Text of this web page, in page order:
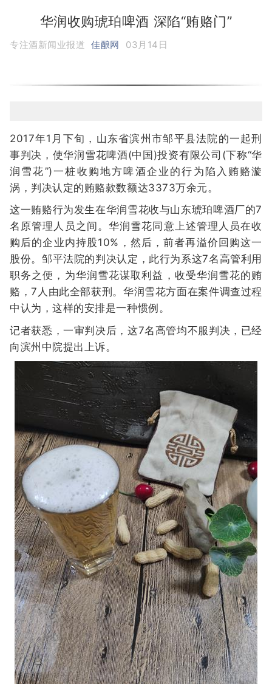
华润收购琥珀啤酒 深陷“贿赂门”
专注酒新闻业报道 佳酿网 03月14日
2017年1月下旬，山东省滨州市邹平县法院的一起刑
事判决，使华润雪花啤酒(中国)投资有限公司(下称“华
润雪花”)一桩收购地方啤酒企业的行为陷入贿赂漩
涡，判决认定的贿赂款数额达3373万余元。
这一贿赂行为发生在华润雪花收与山东琥珀啤酒厂的7
名原管理人员之间。华润雪花同意上述管理人员在收
购后的企业内持股10%，然后，前者再溢价回购这一
股份。邹平法院的判决认定，此行为系这7名高管利用
职务之便，为华润雪花谋取利益，收受华润雪花的贿
赂，7人由此全部获刑。华润雪花方面在案件调查过程
中认为，这样的安排是一种惯例。
记者获悉，一审判决后，这7名高管均不服判决，已经
向滨州中院提出上诉。